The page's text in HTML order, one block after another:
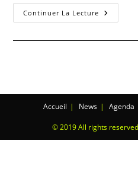
Continuer La Lecture
Accueil News Agenda
© 2019 All rights